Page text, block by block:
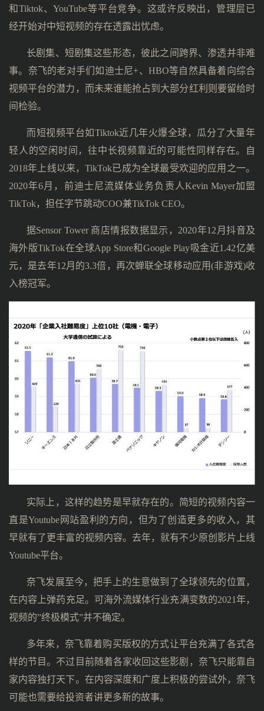
和Tiktok、YouTube等平台竞争。这或许反映出，管理层已
经开始对中短视频的存在透露出忧虑。
长剧集、短剧集这些形态，彼此之间跨界、渗透并非难
事。奈飞的老对手们如迪士尼+、HBO等自然具备着向综合
视频平台的潜力，而未来谁能抢占到大部分红利则要留给时
间检验。
而短视频平台如Tiktok近几年火爆全球，瓜分了大量年
轻人的空闲时间，往中长视频靠近的可能性同样存在。自
2018年上线以来，TikTok已成为全球最受欢迎的应用之一。
2020年6月，前迪士尼流媒体业务负责人Kevin Mayer加盟
TikTok，担任字节跳动COO兼TikTok CEO。
据Sensor Tower 商店情报数据显示，2020年12月抖音及
海外版TikTok在全球App Store和Google Play吸金近1.42亿美
元，是去年12月的3.3倍，再次蝉联全球移动应用(非游戏)收
入榜冠军。
实际上，这样的趋势是早就存在的。简短的视频内容一
直是Youtube网站盈利的方向，但为了创造更多的收入，其
早就有了更丰富的视频内容。去年，就有不少原创影片上线
Youtube平台。
奈飞发展至今，把手上的生意做到了全球领先的位置，
在内容上弹药充足。可海外流媒体行业充满变数的2021年，
视频的”终极模式”并不确定。
多年来，奈飞靠着购买版权的方式让平台充满了各式各
样的节目。不过目前随着各家收回这些影剧，奈飞只能靠自
家内容独打天下。在内容深度和广度上积极的尝试外，奈飞
可能也需要给投资者讲更多新的故事。